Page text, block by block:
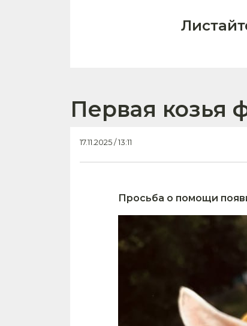
Первая козья
17.11.2025 / 13:11
Просьба о помощи